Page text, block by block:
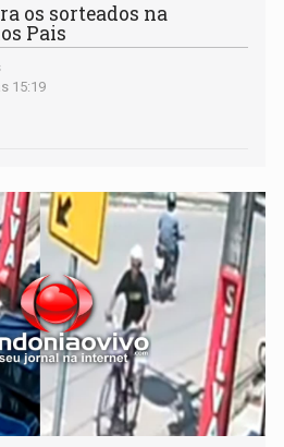
os sorteados na
Pais
15:19